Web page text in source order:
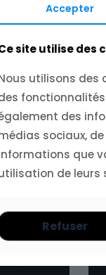
Accepter
site utilise des
utilisons des
des
sociaux,
que
de leurs
Refuser